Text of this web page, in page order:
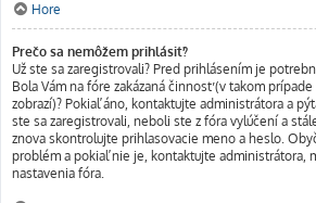
Hore
Prečo sa nemôžem prihlásiť?
Už ste sa zaregistrovali? Pred prihlásením je
Bola Vám na fóre zakázaná činnosť (v takom
zobrazí)? Pokiaľ áno, kontaktujte administrátora a
ste sa zaregistrovali, neboli ste z fóra vylúčení a
znova skontrolujte prihlasovacie meno a heslo.
problém a pokiaľ nie je, kontaktujte administrátora,
nastavenia fóra.